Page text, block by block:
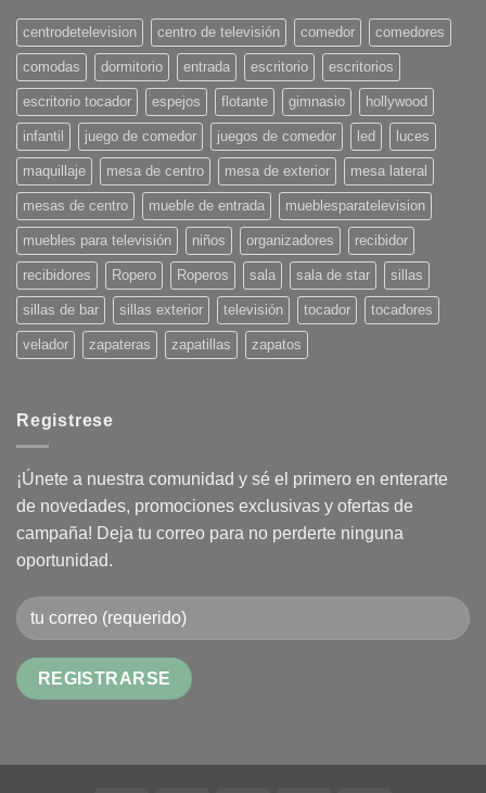
para
el
Verano
2025:
¡Pon
tu
casa
en
onda!
centrodetelevision centro de televisión comedor comedores
comodas dormitorio entrada escritorio escritorios
escritorio tocador espejos flotante gimnasio hollywood
infantil juego de comedor juegos de comedor led luces
maquillaje mesa de centro mesa de exterior mesa lateral
mesas de centro mueble de entrada mueblesparatelevision
muebles para televisión niños organizadores recibidor
recibidores Ropero Roperos sala sala de star sillas
sillas de bar sillas exterior televisión tocador tocadores
velador zapateras zapatillas zapatos
Registrese
¡Únete a nuestra comunidad y sé el primero en enterarte
de novedades, promociones exclusivas y ofertas de
campaña! Deja tu correo para no perderte ninguna
oportunidad.